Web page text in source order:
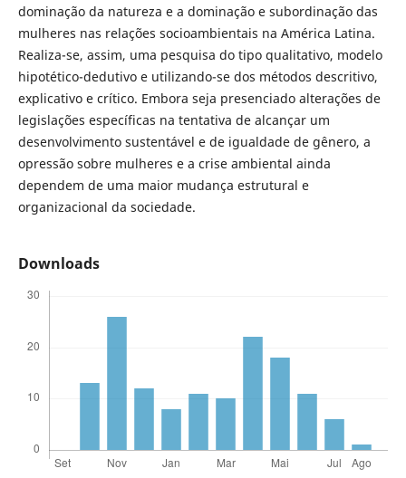
dominação da natureza e a dominação e subordinação das
mulheres nas relações socioambientais na América Latina.
Realiza-se, assim, uma pesquisa do tipo qualitativo, modelo
hipotético-dedutivo e utilizando-se dos métodos descritivo,
explicativo e crítico. Embora seja presenciado alterações de
legislações específicas na tentativa de alcançar um
desenvolvimento sustentável e de igualdade de gênero, a
opressão sobre mulheres e a crise ambiental ainda
dependem de uma maior mudança estrutural e
organizacional da sociedade.
Downloads